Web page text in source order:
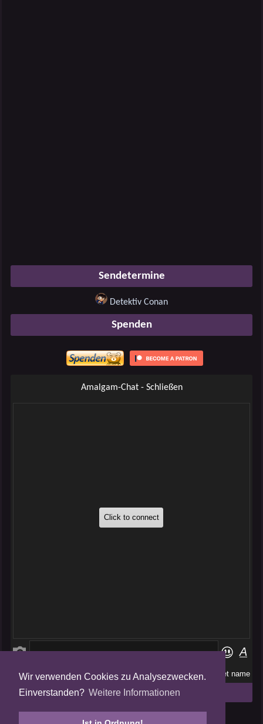
Wir verwenden Cookies zu Analysezwecken.
Einverstanden? Weitere Informationen
Sendetermine
Detektiv Conan
Spenden
Amalgam-Chat - Schließen
Folge uns auf
Tweets by AmalgamFansubs